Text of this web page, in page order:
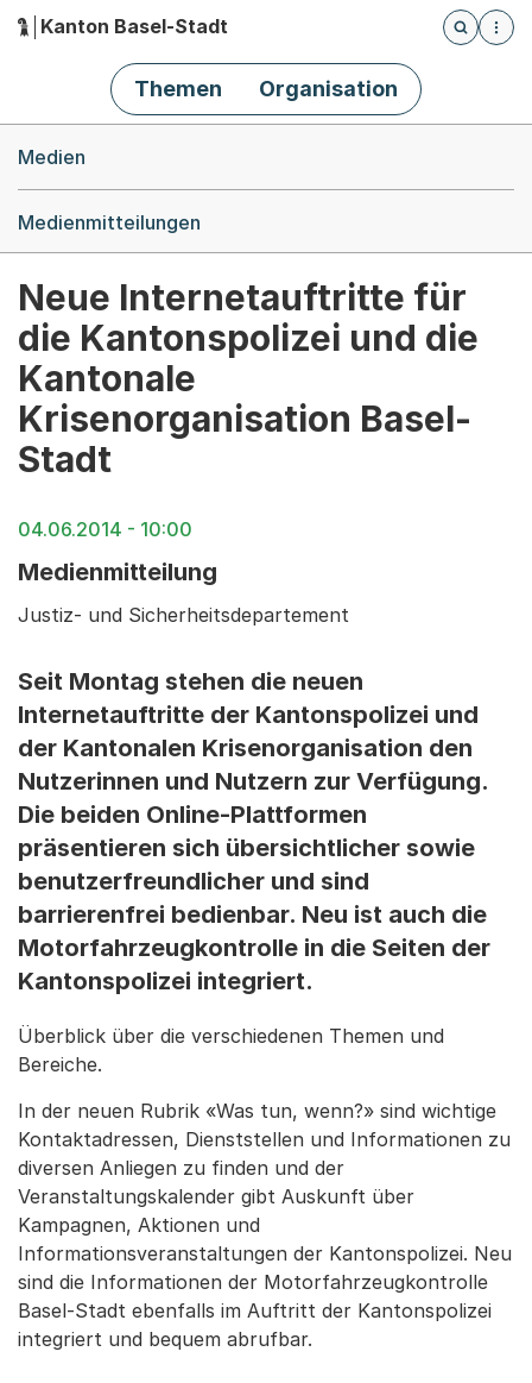
Hauptnavigation
Kanton Basel-Stadt
Öffnet
Themen Organisation
Medien
Medienmitteilungen
Neue Internetauftritte für
die Kantonspolizei und die
Kantonale
Krisenorganisation Basel-
Stadt
04.06.2014 - 10:00
Medienmitteilung
Justiz- und Sicherheitsdepartement
Seit Montag stehen die neuen
Internetauftritte der Kantonspolizei und
der Kantonalen Krisenorganisation den
Nutzerinnen und Nutzern zur Verfügung.
Die beiden Online-Plattformen
präsentieren sich übersichtlicher sowie
benutzerfreundlicher und sind
barrierenfrei bedienbar. Neu ist auch die
Motorfahrzeugkontrolle in die Seiten der
Kantonspolizei integriert.
Überblick über die verschiedenen Themen und
Bereiche.
In der neuen Rubrik «Was tun, wenn?» sind wichtige
Kontaktadressen, Dienststellen und Informationen zu
diversen Anliegen zu finden und der
Veranstaltungskalender gibt Auskunft über
Kampagnen, Aktionen und
Informationsveranstaltungen der Kantonspolizei. Neu
sind die Informationen der Motorfahrzeugkontrolle
Basel-Stadt ebenfalls im Auftritt der Kantonspolizei
integriert und bequem abrufbar.